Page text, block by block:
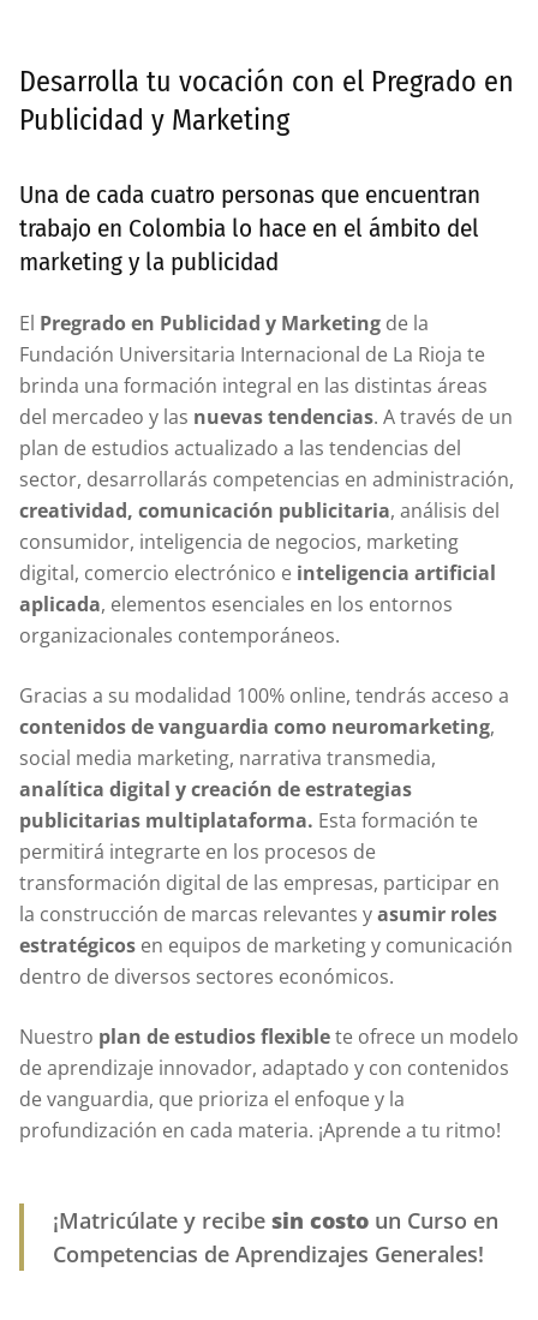
Desarrolla tu vocación con el Pregrado en
Publicidad y Marketing
Una de cada cuatro personas que encuentran
trabajo en Colombia lo hace en el ámbito del
marketing y la publicidad
El Pregrado en Publicidad y Marketing de la
Fundación Universitaria Internacional de La Rioja te
brinda una formación integral en las distintas áreas
del mercadeo y las nuevas tendencias. A través de un
plan de estudios actualizado a las tendencias del
sector, desarrollarás competencias en administración,
creatividad, comunicación publicitaria, análisis del
consumidor, inteligencia de negocios, marketing
digital, comercio electrónico e inteligencia artificial
aplicada, elementos esenciales en los entornos
organizacionales contemporáneos.
Gracias a su modalidad 100% online, tendrás acceso a
contenidos de vanguardia como neuromarketing,
social media marketing, narrativa transmedia,
analítica digital y creación de estrategias
publicitarias multiplataforma. Esta formación te
permitirá integrarte en los procesos de
transformación digital de las empresas, participar en
la construcción de marcas relevantes yasumir roles
estratégicos en equipos de marketing y comunicación
dentro de diversos sectores económicos.
Nuestro plan de estudios flexiblete ofrece un modelo
de aprendizaje innovador, adaptado y con contenidos
de vanguardia, que prioriza el enfoque y la
profundización en cada materia. ¡Aprende a tu ritmo!
¡Matricúlate y recibe sin costo un Curso en
Competencias de Aprendizajes Generales!